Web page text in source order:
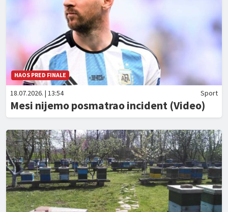
HAOS PRED FINALE
18.07.2026. | 13:54 Sport
Mesi nijemo posmatrao incident (Video)